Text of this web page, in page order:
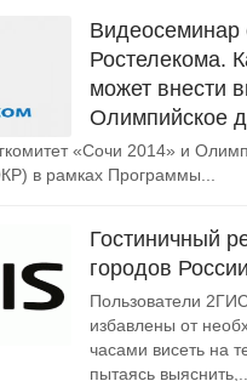
Видеосеминар
Ростелекома.
может внести
Олимпийское
«Сочи 2014» и
в рамках Программы...
Гостиничный
городов
Пользователи
избавлены от
часами висеть на
пытаясь выяснить,...